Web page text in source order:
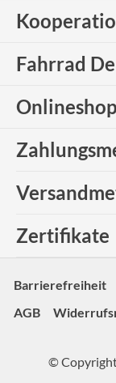
Fahrrad
Onlineshop
Zertifikate
Barrierefreiheit
AGB
©